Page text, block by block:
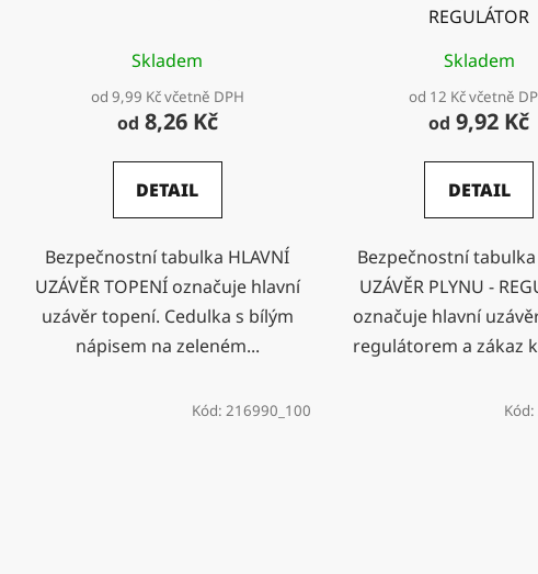
Skladem
od 9,99 Kč včetně DPH
od 8,26 Kč
DETAIL
Bezpečnostní tabulka HLAVNÍ
UZÁVĚR TOPENÍ označuje hlavní
uzávěr topení. Cedulka s bílým
nápisem na zeleném...
REGULÁTOR
Skladem
od 12 Kč včetně
od 9,92 Kč
DETAIL
Bezpečnostní tabulka
UZÁVĚR PLYNU -
označuje hlavní
regulátorem a zákaz
Kód: 216990_100 Kód: